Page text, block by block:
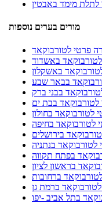
לתלת מימד באבטין
מורים בערים נוספות
פרטי לטורבוקאד
באשדוד
באשקלון
בבאר שבע
בבני ברק
לטורבוקאד בבת ים
לטורבוקאד בחולון
לטורבוקאד בחיפה
בירושלים
לטורבוקאד בנתניה
בפתח תקווה
בראשון לציון
ברחובות
ברמת גן
בתל אביב -יפו